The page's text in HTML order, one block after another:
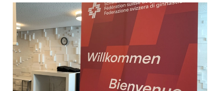
Des finances stables et un oui à la commission